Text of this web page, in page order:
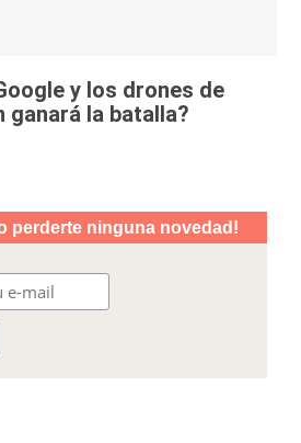
y los drones de
ganará la batalla?